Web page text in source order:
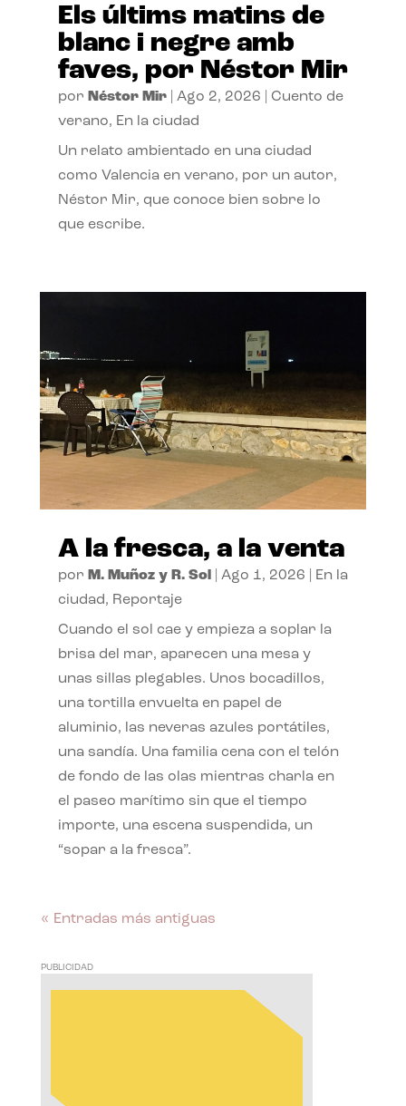
Els últims matins de
blanc i negre amb
faves, por Néstor Mir
por Néstor Mir| Ago 2, 2026
Cuento de
verano, En la ciudad
Un relato ambientado en una ciudad
como Valencia en verano, por un autor,
Néstor Mir, que conoce bien sobre lo
que escribe.
A la fresca, a la venta
por M. Muñoz y R. Sol Ago 1, 2026
En la
ciudad, Reportaje
Cuando el sol cae y empieza a soplar la
brisa del mar, aparecen una mesa y
unas sillas plegables. Unos bocadillos,
una tortilla envuelta en papel de
aluminio, las neveras azules portátiles,
una sandía. Una familia cena con el telón
de fondo de las olas mientras charla en
el paseo marítimo sin que el tiempo
importe, una escena suspendida, un
“sopar a la fresca”.
« Entradas más antiguas
PUBLICIDAD